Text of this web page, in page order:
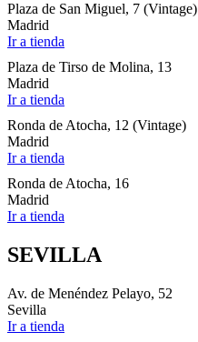
Plaza de San Miguel, 7 (Vintage)
Madrid
Ir a tienda
Plaza de Tirso de Molina, 13
Madrid
Ir a tienda
Ronda de Atocha, 12 (Vintage)
Madrid
Ir a tienda
Ronda de Atocha, 16
Madrid
Ir a tienda
SEVILLA
Av. de Menéndez Pelayo, 52
Sevilla
Ir a tienda